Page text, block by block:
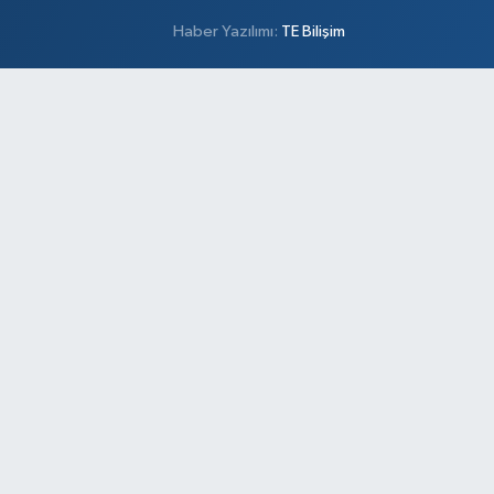
Haber Yazılımı: TE Bilişim